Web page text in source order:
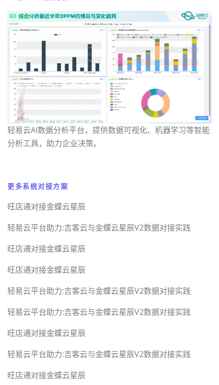
轻易云AI数据分析平台，提供数据可视化、机器学习等智能
分析工具，助力企业决策。
更多系统对接方案
旺店通对接金蝶云星辰
轻易云平台助力:吉客云与金蝶云星辰V2数据对接实践
旺店通对接金蝶云星辰
旺店通对接金蝶云星辰
轻易云平台助力:吉客云与金蝶云星辰V2数据对接实践
轻易云平台助力:吉客云与金蝶云星辰V2数据对接实践
旺店通对接金蝶云星辰
轻易云平台助力:吉客云与金蝶云星辰V2数据对接实践
旺店通对接金蝶云星辰